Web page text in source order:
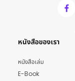
หนังสือของเรา
หนังสือเล่ม
E-Book